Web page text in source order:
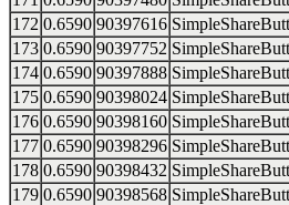
172 0.6590 90397616
173 0.6590 90397752
174 0.6590 90397888
175 0.6590 90398024
176 0.6590 90398160
177 0.6590 90398296
178 0.6590 90398432
179 0.6590 90398568